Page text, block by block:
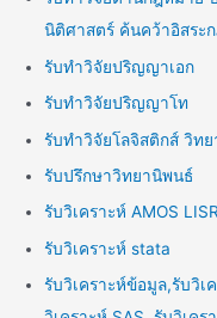
นิติศาสตร์ ค้นคว้าอิสระ
รับทำวิจัยปริญญาเอก
รับทำวิจัยปริญญาโท
รับทำวิจัยโลจิสติกส์ วิท
รับปรึกษาวิทยานิพนธ์
รับวิเคราะห์ AMOS
รับวิเคราะห์ stata
รับวิเคราะห์ข้อมูล,รับวิเ